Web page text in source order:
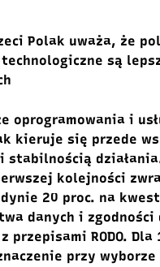
Polak uważa, że
są
oprogramowania i
kieruje się przede
stabilnością działania.
kolejności
20 proc. na
danych i zgodności
przepisami RODO. Dla
przy wyborze